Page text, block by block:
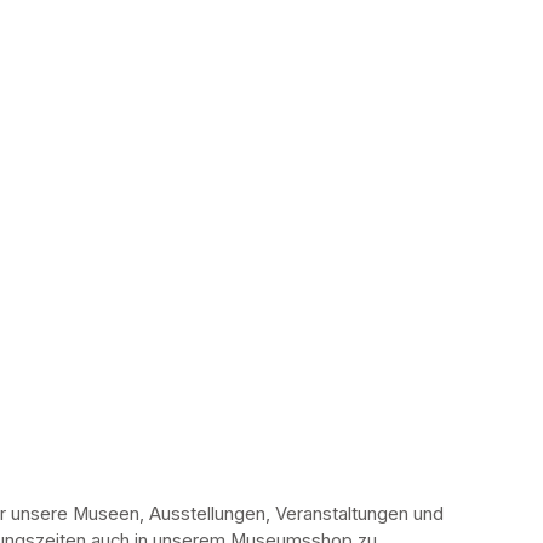
Museen, Ausstellungen, Veranstaltungen und